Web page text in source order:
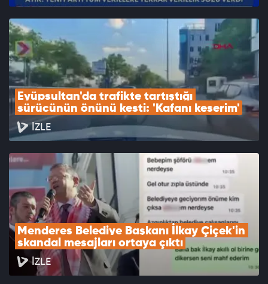
Eyüpsultan'da trafikte tartıştığı
sürücünün önünü kesti: 'Kafanı keserim'
İZLE
Menderes Belediye Başkanı İlkay Çiçek'in
skandal mesajları ortaya çıktı
İZLE